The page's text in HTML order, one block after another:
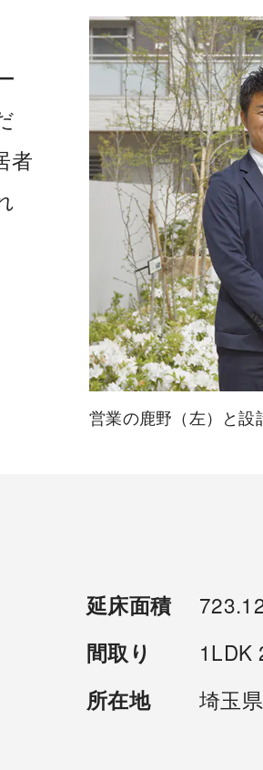
営業の鹿野（左）と設
者
延床面積
間取り
1LDK
所在地
埼玉